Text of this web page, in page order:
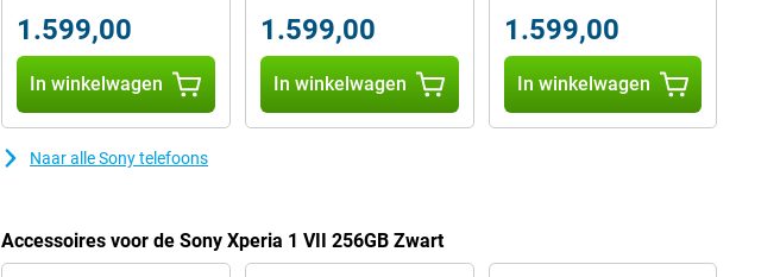
1.599,00
In winkelwagen
1.599,00
In winkelwagen
1.599,00
In winkelwagen
Naar alle Sony telefoons
Accessoires voor de Sony Xperia 1 VII 256GB Zwart